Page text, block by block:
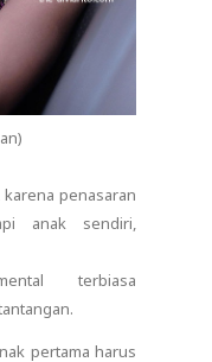
penasaran
anak sendiri,
terbiasa
pertama harus